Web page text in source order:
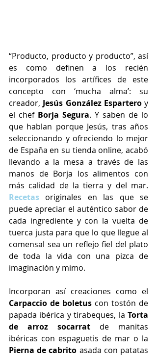
“Producto, producto y producto”, así
es como definen a los recién
incorporados los artífices de este
concepto con ‘mucha alma’: su
creador, Jesús González Espartero y
el chef Borja Segura. Y saben de lo
que hablan porque Jesús, tras años
seleccionando y ofreciendo lo mejor
de España en su tienda online, acabó
llevando a la mesa a través de las
manos de Borja los alimentos con
Recetas originales en las que se
puede apreciar el auténtico sabor de
cada ingrediente y con la vuelta de
tuerca justa para que lo que llegue al
comensal sea un reflejo fiel del plato
de toda la vida con una pizca de
imaginación y mimo.
Carpaccio de boletus con tostón de
papada ibérica y tirabeques, la Torta
de arroz socarrat de manitas
Pierna de cabrito asada con patatas